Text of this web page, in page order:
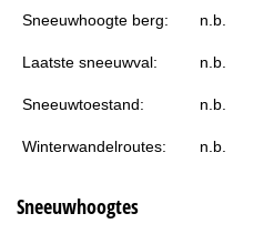
Sneeuwhoogte berg: n.b.
Laatste sneeuwval: n.b.
Sneeuwtoestand: n.b.
Winterwandelroutes: n.b.
Sneeuwhoogtes